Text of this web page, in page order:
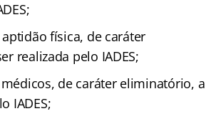
aptidão física, de caráter
realizada pelo IADES;
médicos, de caráter eliminatório, a
IADES;